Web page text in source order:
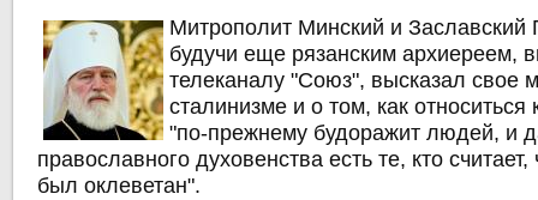
Митрополит Минский и Заславский
будучи еще рязанским архиереем,
телеканалу "Союз", высказал свое
сталинизме и о том, как относиться
"по-прежнему будоражит людей, и
православного духовенства есть те, кто
был оклеветан".